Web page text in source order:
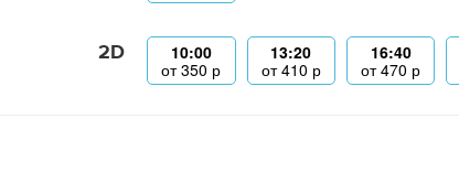
2D
10:00
от350 р
13:20
от410 р
16:40
от470 р